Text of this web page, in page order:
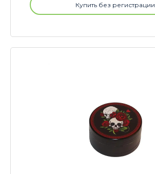
Купить без регистрации